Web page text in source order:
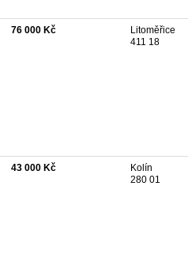
76 000 Kč
Litoměřice
411 18
43 000 Kč
Kolín
280 01